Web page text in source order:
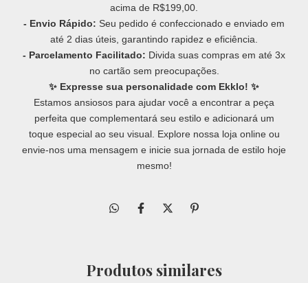
acima de R$199,00.
- Envio Rápido: Seu pedido é confeccionado e enviado em
até 2 dias úteis, garantindo rapidez e eficiência.
- Parcelamento Facilitado: Divida suas compras em até 3x
no cartão sem preocupações.
✨ Expresse sua personalidade com Ekklo! ✨
Estamos ansiosos para ajudar você a encontrar a peça
perfeita que complementará seu estilo e adicionará um
toque especial ao seu visual. Explore nossa loja online ou
envie-nos uma mensagem e inicie sua jornada de estilo hoje
mesmo!
Produtos similares